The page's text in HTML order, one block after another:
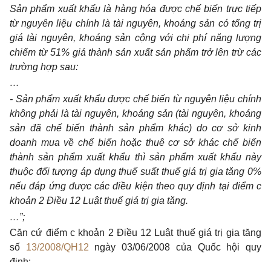
Sản phẩm xuất khẩu là hàng hóa được chế biến trực tiếp
từ nguyên liệu chính là tài nguyên, khoáng sản có tổng trị
giá tài nguyên, khoáng sản cộng với chi phí năng lượng
chiếm từ 51% giá thành sản xuất sản phẩm trở lên trừ các
trường hợp sau:
…
- Sản phẩm xuất khẩu được chế biến từ nguyên liệu chính
không phải là tài nguyên, khoáng sản (tài nguyên, khoáng
sản đã chế biến thành sản phẩm khác) do cơ sở kinh
doanh mua về chế biến hoặc thuê cơ sở khác chế biến
thành sản phẩm xuất khẩu thì sản phẩm xuất khẩu này
thuộc đối tượng áp dụng thuế suất thuế giá trị gia tăng 0%
nếu đáp ứng được các điều kiện theo quy định tại điểm c
khoản 2 Điều 12 Luật thuế giá trị gia tăng.
…”;
Căn cứ điểm c khoản 2 Điều 12 Luật thuế giá trị gia tăng
số 13/2008/QH12 ngày 03/06/2008 của Quốc hội quy